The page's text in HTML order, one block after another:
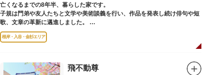
亡くなるまでの8年半、暮らした家です。
子規は門弟や友人たちと文学や美術談義を行い、作品を発表し続け俳句や短
歌、文章の革新に邁進しました。
故郷松山より母と妹を呼び寄せ、結核に苦しみながらも34歳で亡くなるまで
精力的に文学作品を創作し続けた場所でもあります。
ま再建され、現在の庵は東京都指定史跡として明治の雰囲気が体感できる魅
根岸・入谷・金杉エリア
飛不動尊